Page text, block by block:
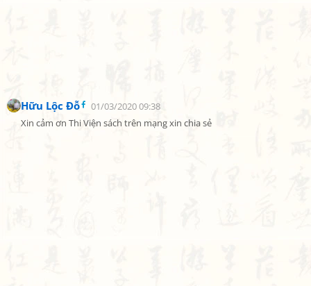
Hữu Lộc Đỗ
01/03/2020 09:38
Xin cảm ơn Thi Viện sách trên mạng xin chia sẻ